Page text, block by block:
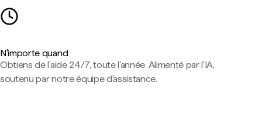
N'importe quand
Obtiens de l'aide 24/7, toute l'année. Alimenté par l'IA,
soutenu par notre équipe d'assistance.